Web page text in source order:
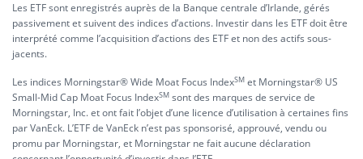
Les ETF sont enregistrés auprès de la Banque centrale d’Irlande, gérés
passivement et suivent des indices d’actions. Investir dans les ETF doit être
interprété comme l’acquisition d’actions des ETF et non des actifs sous-
jacents.
Les indices Morningstar® Wide Moat Focus IndexSM et Morningstar® US
Small-Mid Cap Moat Focus IndexSM sont des marques de service de
Morningstar, Inc. et ont fait l’objet d’une licence d’utilisation à certaines fins
par VanEck. L’ETF de VanEck n’est pas sponsorisé, approuvé, vendu ou
promu par Morningstar, et Morningstar ne fait aucune déclaration